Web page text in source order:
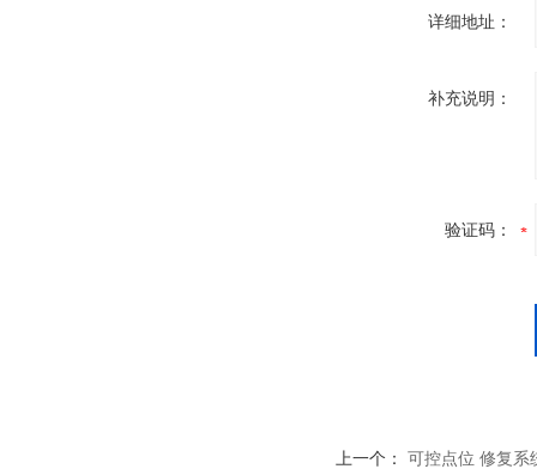
详细地址：
补充说明：
验证码：
上一个： 可控点位 修复系